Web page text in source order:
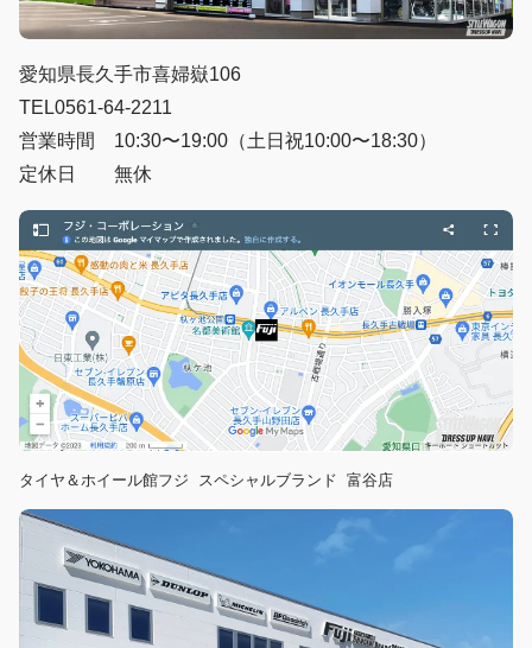
愛知県長久手市喜婦嶽106
TEL0561-64-2211
営業時間 10:30〜19:00（土日祝10:00〜18:30）
定休日 無休
タイヤ＆ホイール館フジ スペシャルブランド 富谷店